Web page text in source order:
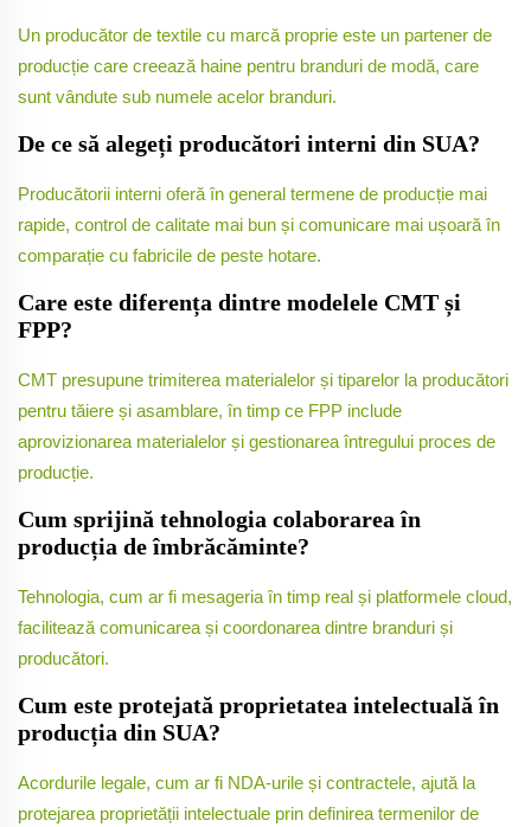
Un producător de textile cu marcă proprie este un partener de
producție care creează haine pentru branduri de modă, care
sunt vândute sub numele acelor branduri.
De ce să alegeți producători interni din SUA?
Producătorii interni oferă în general termene de producție mai
rapide, control de calitate mai bun și comunicare mai ușoară în
comparație cu fabricile de peste hotare.
Care este diferența dintre modelele CMT și
FPP?
CMT presupune trimiterea materialelor și tiparelor la producători
pentru tăiere și asamblare, în timp ce FPP include
aprovizionarea materialelor și gestionarea întregului proces de
producție.
Cum sprijină tehnologia colaborarea în
producția de îmbrăcăminte?
Tehnologia, cum ar fi mesageria în timp real și platformele cloud,
facilitează comunicarea și coordonarea dintre branduri și
producători.
Cum este protejată proprietatea intelectuală în
producția din SUA?
Acordurile legale, cum ar fi NDA-urile și contractele, ajută la
protejarea proprietății intelectuale prin definirea termenilor de